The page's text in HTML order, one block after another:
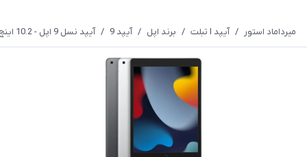
میرداماد استور / آیپد I تبلت / برند اپل / آیپد 9 / آیپد نسل 9 اپل - 10.2 اینچ - 2021 - 64 گیگابایت - وای فای